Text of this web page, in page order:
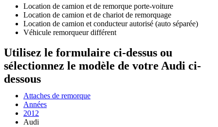
Location de camion et de remorque porte-voiture
Location de camion et de chariot de remorquage
Location de camion et conducteur autorisé (auto séparée)
Véhicule remorqueur différent
Utilisez le formulaire ci-dessus ou
sélectionnez le modèle de votre Audi ci-
dessous
Attaches de remorque
Années
2012
Audi